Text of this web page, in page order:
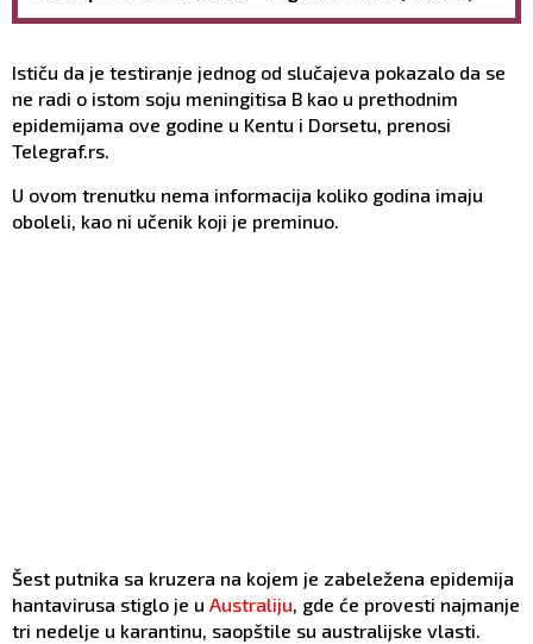
Ističu da je testiranje jednog od slučajeva pokazalo da se
ne radi o istom soju meningitisa B kao u prethodnim
epidemijama ove godine u Kentu i Dorsetu, prenosi
Telegraf.rs.
U ovom trenutku nema informacija koliko godina imaju
oboleli, kao ni učenik koji je preminuo.
Šest putnika sa kruzera na kojem je zabeležena epidemija
hantavirusa stiglo je u Australiju, gde će provesti najmanje
tri nedelje u karantinu, saopštile su australijske vlasti.